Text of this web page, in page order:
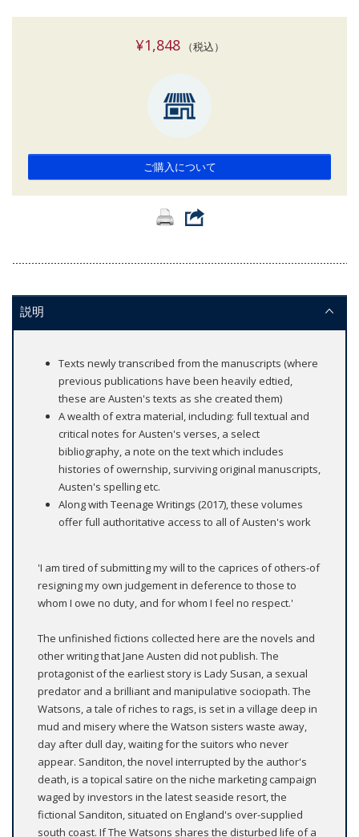
¥1,848（税込）
ご購入について
説明
Texts newly transcribed from the manuscripts (where
previous publications have been heavily edtied,
these are Austen's texts as she created them)
A wealth of extra material, including: full textual and
critical notes for Austen's verses, a select
bibliography, a note on the text which includes
histories of owernship, surviving original manuscripts,
Austen's spelling etc.
Along with Teenage Writings (2017), these volumes
offer full authoritative access to all of Austen's work
'I am tired of submitting my will to the caprices of others-of
resigning my own judgement in deference to those to
whom I owe no duty, and for whom I feel no respect.'
The unfinished fictions collected here are the novels and
other writing that Jane Austen did not publish. The
protagonist of the earliest story is Lady Susan, a sexual
predator and a brilliant and manipulative sociopath. The
Watsons, a tale of riches to rags, is set in a village deep in
mud and misery where the Watson sisters waste away,
day after dull day, waiting for the suitors who never
appear. Sanditon, the novel interrupted by the author's
death, is a topical satire on the niche marketing campaign
waged by investors in the latest seaside resort, the
fictional Sanditon, situated on England's over-supplied
south coast. If The Watsons shares the disturbed life of a